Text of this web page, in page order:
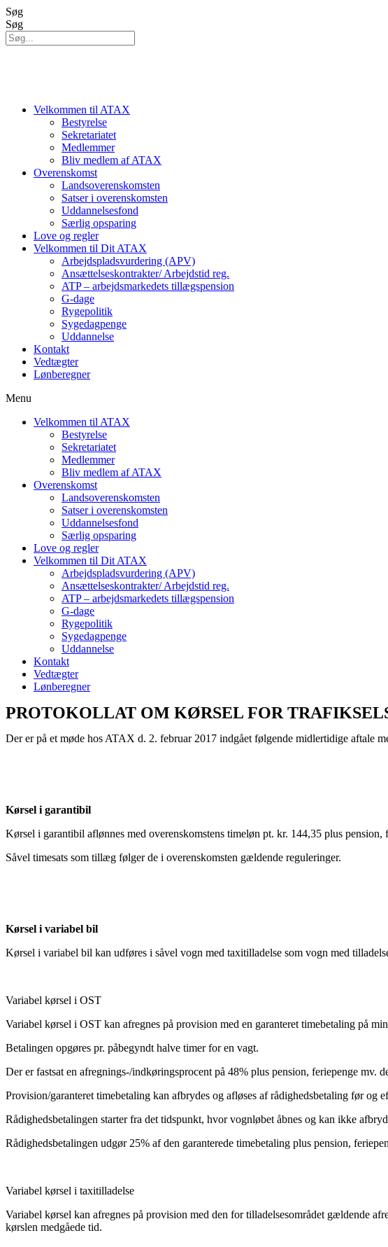
Videre
til
indhold
Søg
Søg
Velkommen til ATAX
Bestyrelse
Sekretariatet
Medlemmer
Bliv medlem af ATAX
Overenskomst
Landsoverenskomsten
Satser i overenskomsten
Uddannelsesfond
Særlig opsparing
Love og regler
Velkommen til Dit ATAX
Arbejdspladsvurdering (APV)
Ansættelseskontrakter/ Arbejdstid reg.
ATP – arbejdsmarkedets tillægspension
G-dage
Rygepolitik
Sygedagpenge
Uddannelse
Kontakt
Vedtægter
Lønberegner
Menu
Velkommen til ATAX
Bestyrelse
Sekretariatet
Medlemmer
Bliv medlem af ATAX
Overenskomst
Landsoverenskomsten
Satser i overenskomsten
Uddannelsesfond
Særlig opsparing
Love og regler
Velkommen til Dit ATAX
Arbejdspladsvurdering (APV)
Ansættelseskontrakter/ Arbejdstid reg.
ATP – arbejdsmarkedets tillægspension
G-dage
Rygepolitik
Sygedagpenge
Uddannelse
Kontakt
Vedtægter
Lønberegner
PROTOKOLLAT OM KØRSEL FOR
Der er på et møde hos ATAX d. 2. februar 2017 indgået følgende midlertidige aftale
Kørsel i garantibil
Kørsel i garantibil aflønnes med overenskomstens timeløn pt. kr. 144,35 plus
Såvel timesats som tillæg følger de i overenskomsten gældende reguleringer.
Kørsel i variabel bil
Kørsel i variabel bil kan udføres i såvel vogn med taxitilladelse som vogn med
Variabel kørsel i OST
Variabel kørsel i OST kan afregnes på provision med en garanteret timebetaling på
Betalingen opgøres pr. påbegyndt halve timer for en vagt.
Der er fastsat en afregnings-/indkøringsprocent på 48% plus pension, feriepenge
Provision/garanteret timebetaling kan afbrydes og afløses af rådighedsbetaling før og
Rådighedsbetalingen starter fra det tidspunkt, hvor vognløbet åbnes og kan ikke
Rådighedsbetalingen udgør 25% af den garanterede timebetaling plus pension,
Variabel kørsel i taxitilladelse
Variabel kørsel kan afregnes på provision med den for tilladelsesområdet gældende
kørslen medgåede tid.